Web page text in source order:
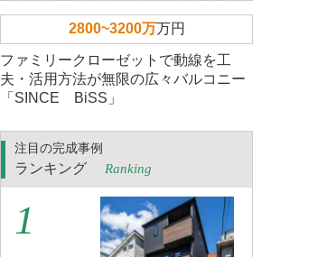
2800~3200万万円
ファミリークローゼットで動線を工
夫・活用方法が無限の広々バルコニー
「SINCE BiSS」
注目の完成事例
ランキング Ranking